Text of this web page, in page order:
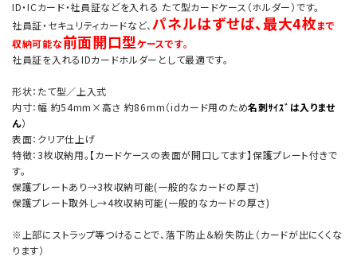
ID・ICカード・社員証などを入れる たて型カードケース（ホルダー）です。
社員証・セキュリティカードなど、パネルはずせば、最大4枚まで
収納可能な前面開口型ケースです。
社員証を入れるIDカードホルダーとして最適です。
形状：たて型／上入式
内寸：幅 約54mm×高さ 約86mm（idカード用のため名刺ｻｲｽﾞは入りませ
ん）
表面：クリア仕上げ
特徴：3枚収納用。【カードケースの表面が開口してます】保護プレート付きで
す。
保護プレートあり→3枚収納可能(一般的なカードの厚さ)
保護プレート取外し→4枚収納可能(一般的なカードの厚さ)
※上部にストラップ等つけることで、落下防止＆紛失防止（カードが出にくくな
ります）